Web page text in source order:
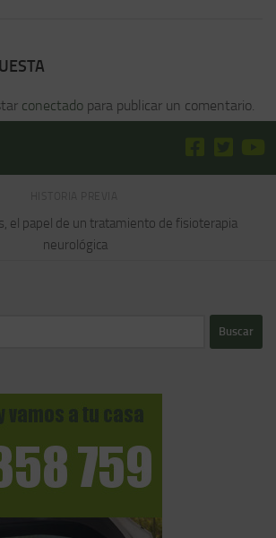
conectado para publicar un comentario.
el papel de un tratamiento de fisioterapia
neurológica